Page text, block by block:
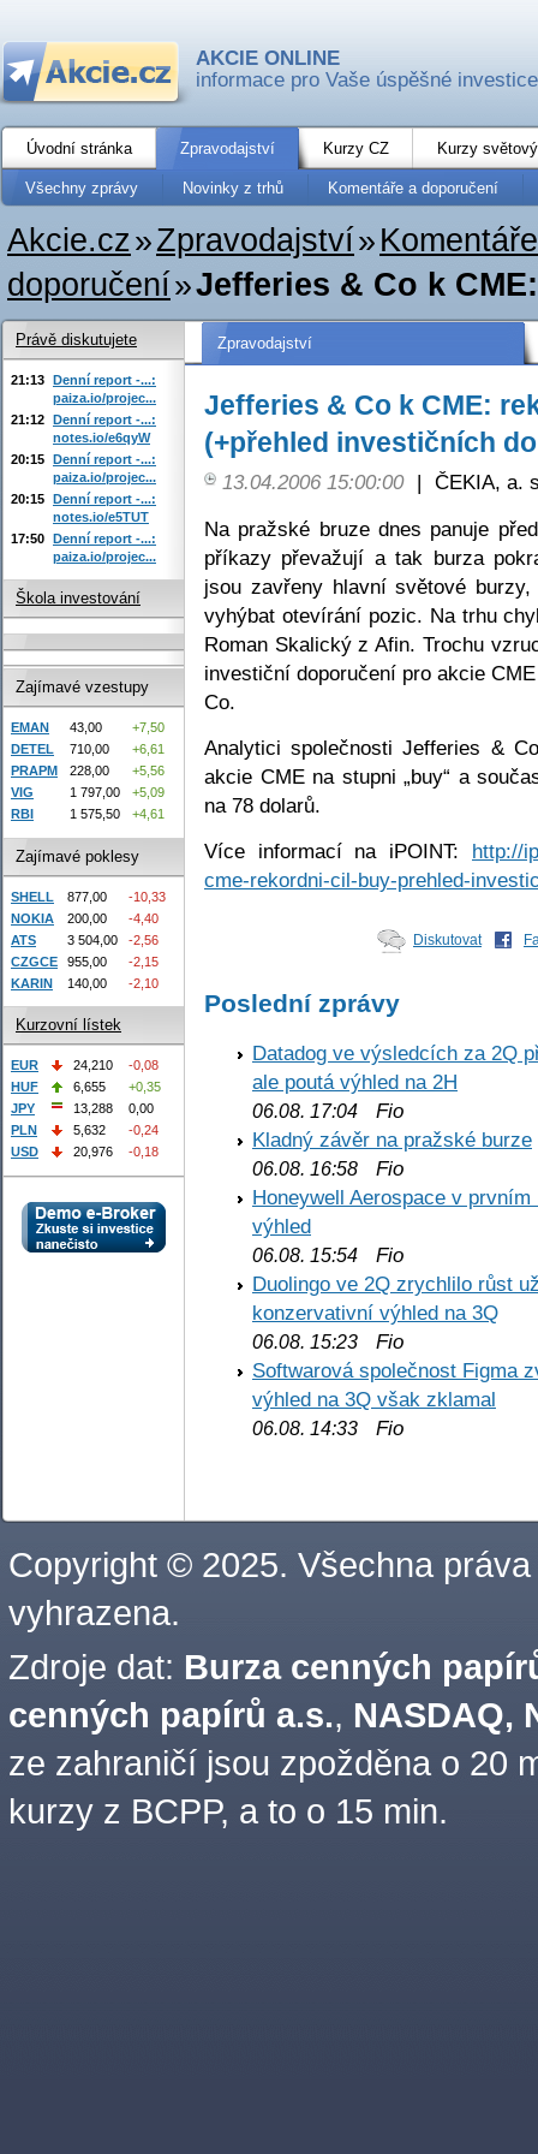
AKCIE ONLINE
informace pro Vaše úspěšné investice
Úvodní stránka Zpravodajství Kurzy CZ Kurzy
Všechny zprávy Novinky z trhů Komentáře a doporučení
Akcie.cz»Zpravodajství»
doporučení»Jefferies & Co k
Zpravodajství
Jefferies & Co k CME:
(+přehled investičních
13.04.2006 15:00:00 | ČEKIA, a.
Na pražské bruze dnes panuje
příkazy převažují a tak burza
jsou zavřeny hlavní světové
vyhýbat otevírání pozic. Na trhu
Roman Skalický z Afin. Trochu
investiční doporučení pro akcie
Co.
Analytici společnosti Jefferies &
akcie CME na stupni „buy“ a
na 78 dolarů.
Více informací na iPOINT: http://
cme-rekordni-cil-buy-prehled-
Diskutovat
Poslední zprávy
Datadog ve výsledcích za 2Q
ale poutá výhled na 2H
06.08. 17:04 Fio
Kladný závěr na pražské burze
06.08. 16:58 Fio
Honeywell Aerospace v
výhled
06.08. 15:54 Fio
Duolingo ve 2Q zrychlilo růst
konzervativní výhled na 3Q
06.08. 15:23 Fio
Softwarová společnost Figma
výhled na 3Q však zklamal
06.08. 14:33 Fio
Právě diskutujete
21:13 Denní report -...:
paiza.io/projec...
21:12 Denní report -...:
notes.io/e6qyW
20:15 Denní report -...:
paiza.io/projec...
20:15 Denní report -...:
notes.io/e5TUT
17:50 Denní report -...:
paiza.io/projec...
Škola investování
Zajímavé vzestupy
EMAN 43,00
+7,50
DETEL
710,00
+6,61
PRAPM
228,00
+5,56
VIG
1 797,00
+5,09
RBI
1 575,50 +4,61
Zajímavé poklesy
SHELL 877,00
-10,33
NOKIA
200,00
-4,40
ATS
3 504,00
-2,56
CZGCE
955,00
-2,15
KARIN
140,00 -2,10
Kurzovní lístek
EUR 24,210
-0,08
HUF
6,655
+0,35
JPY
13,288
0,00
PLN
5,632
-0,24
USD
20,976 -0,18
Copyright © 2025. Všechna práva
vyhrazena.
Zdroje dat: Burza cenných
cenných papírů a.s., NASDAQ,
ze zahraničí jsou zpožděna o 20
kurzy z BCPP, a to o 15 min.